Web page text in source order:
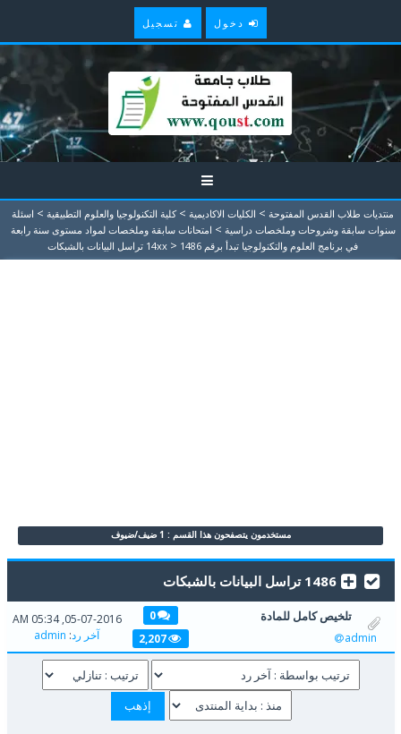
دخول تسجيل
منتديات طلاب القدس المفتوحة > الكليات الاكاديمية > كلية التكنولوجيا والعلوم التطبيقية > اسئلة
سنوات سابقة وشروحات وملخصات دراسية > امتحانات سابقة وملخصات لمواد مستوى سنة رابعة
في برنامج العلوم والتكنولوجيا تبدأ برقم 14xx
> 1486 تراسل البيانات بالشبكات
مستخدمون يتصفحون هذا القسم : 1 ضيف/ضيوف
1486 تراسل البيانات بالشبكات
تلخيص كامل للمادة
admin
0
2,207
05-07-2016, 05:34 AM
آخر رد:
admin